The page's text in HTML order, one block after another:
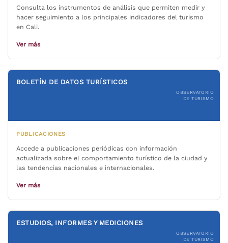
Consulta los instrumentos de análisis que permiten medir y
hacer seguimiento a los principales indicadores del turismo
en Cali.
Ver más
BOLETÍN DE DATOS TURÍSTICOS
OBSERVATORIO
DE TURISMO
PUBLICACIONES
Accede a publicaciones periódicas con información
actualizada sobre el comportamiento turístico de la ciudad y
las tendencias nacionales e internacionales.
Ver más
ESTUDIOS, INFORMES Y MEDICIONES
OBSERVATORIO
DE TURISMO